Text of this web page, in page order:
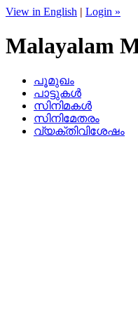
View in English | Login »
Malayalam
പൂമുഖം
പാട്ടുകള്‍
സിനിമകള്‍
സിനിമേതരം
വ്യക്തിവിശേഷം